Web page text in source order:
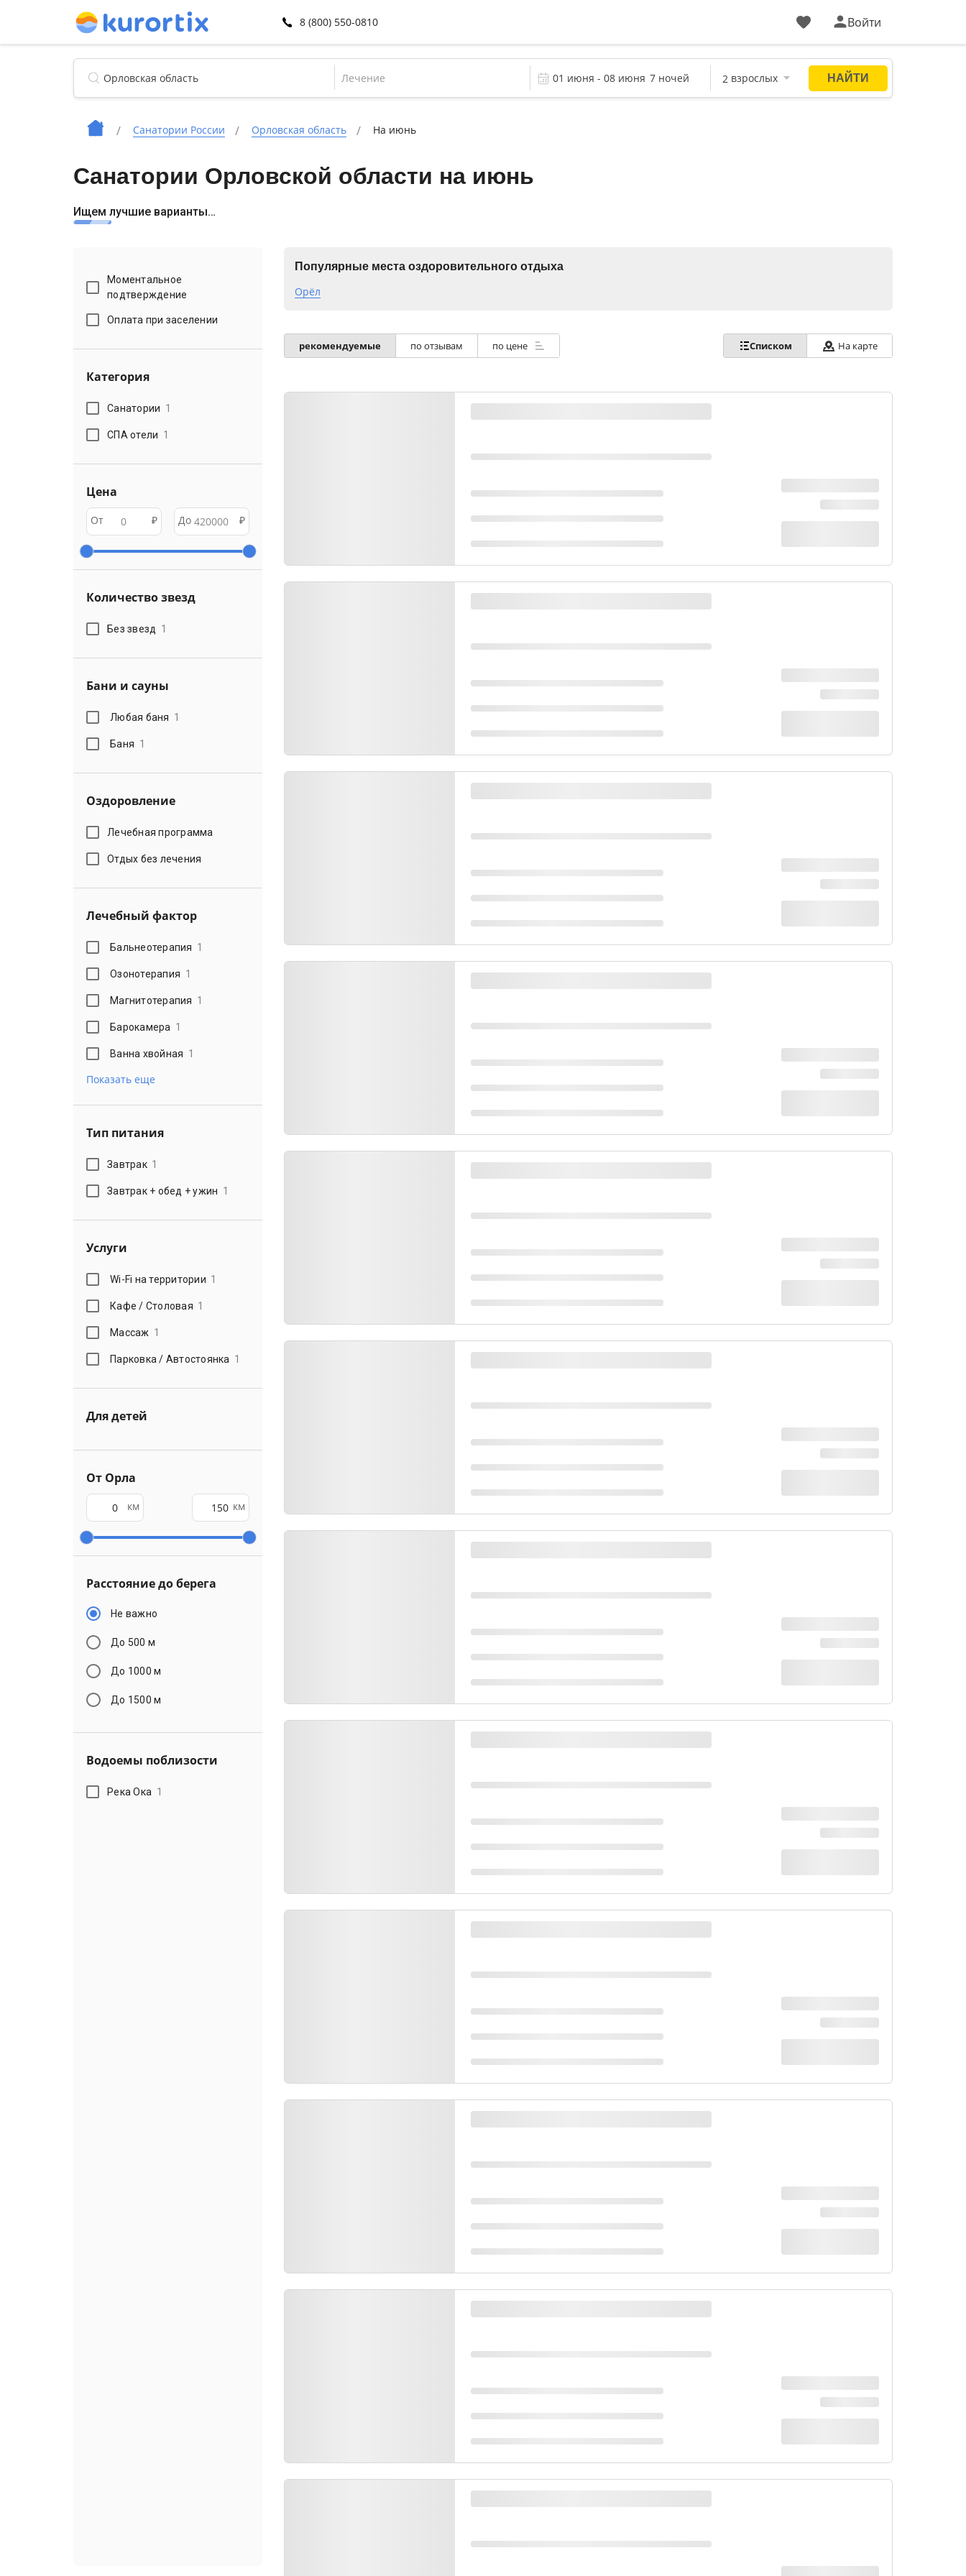
8 (800) 550-0810 Войти
Лечение
Санатории России Орловская область На июнь
Санатории Орловской области на июнь
Ищем лучшие варианты…
Моментальное
подтверждение
Оплата при заселении
Категория
Санатории 1
СПА отели 1
Цена
От ₽ До ₽
Количество звезд
Без звезд 1
Бани и сауны
Любая баня 1
Баня 1
Оздоровление
Лечебная программа
Отдых без лечения
Лечебный фактор
Бальнеотерапия 1
Озонотерапия 1
Магнитотерапия 1
Барокамера 1
Ванна хвойная 1
Показать еще
Тип питания
Завтрак 1
Завтрак + обед + ужин 1
Услуги
Wi-Fi на территории 1
Кафе / Столовая 1
Массаж 1
Парковка / Автостоянка 1
Для детей
От Орла
км км
Расстояние до берега
Не важно
До 500 м
До 1000 м
До 1500 м
Водоемы поблизости
Река Ока 1
Популярные места оздоровительного отдыха
Орёл
рекомендуемые по отзывам по цене Списком На карте